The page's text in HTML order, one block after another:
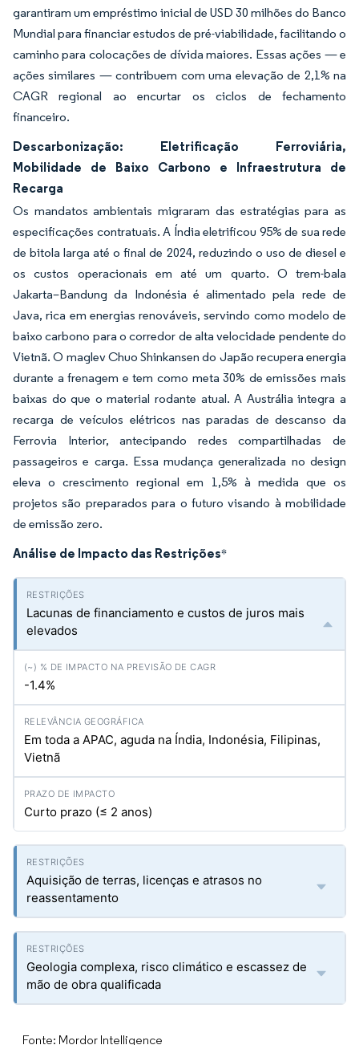
garantiram um empréstimo inicial de USD 30 milhões do Banco
Mundial para financiar estudos de pré-viabilidade, facilitando o
caminho para colocações de dívida maiores. Essas ações — e
ações similares — contribuem com uma elevação de 2,1% na
CAGR regional ao encurtar os ciclos de fechamento
financeiro.
Descarbonização: Eletrificação Ferroviária,
Mobilidade de Baixo Carbono e Infraestrutura de
Recarga
Os mandatos ambientais migraram das estratégias para as
especificações contratuais. A Índia eletrificou 95% de sua rede
de bitola larga até o final de 2024, reduzindo o uso de diesel e
os custos operacionais em até um quarto. O trem-bala
Jakarta–Bandung da Indonésia é alimentado pela rede de
Java, rica em energias renováveis, servindo como modelo de
baixo carbono para o corredor de alta velocidade pendente do
Vietnã. O maglev Chuo Shinkansen do Japão recupera energia
durante a frenagem e tem como meta 30% de emissões mais
baixas do que o material rodante atual. A Austrália integra a
recarga de veículos elétricos nas paradas de descanso da
Ferrovia Interior, antecipando redes compartilhadas de
passageiros e carga. Essa mudança generalizada no design
eleva o crescimento regional em 1,5% à medida que os
projetos são preparados para o futuro visando à mobilidade
de emissão zero.
Análise de Impacto das Restrições*
Lacunas de financiamento e custos de juros mais
elevados
-1.4%
Em toda a APAC, aguda na Índia, Indonésia, Filipinas,
Vietnã
Curto prazo (≤ 2 anos)
Aquisição de terras, licenças e atrasos no
reassentamento
Geologia complexa, risco climático e escassez de
mão de obra qualificada
Fonte: Mordor Intelligence